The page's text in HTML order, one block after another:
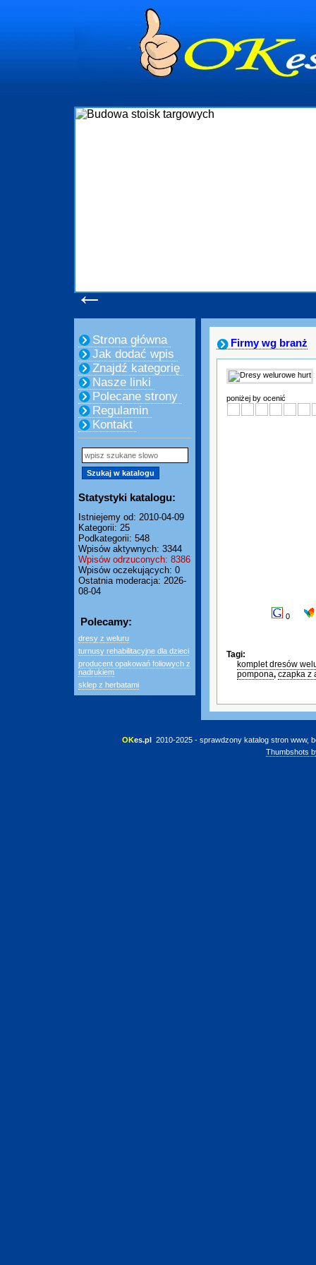
←
Strona główna
Jak dodać wpis
Znajdź kategorię
Nasze linki
Polecane strony
Regulamin
Kontakt
Statystyki katalogu:
Istniejemy od: 2010-04-09
Kategorii: 25
Podkategorii: 548
Wpisów aktywnych: 3344
Wpisów odrzuconych: 8386
Wpisów oczekujących: 0
Ostatnia moderacja: 2026-
08-04
Polecamy:
dresy z weluru
turnusy rehabilitacyjne dla dzieci
producent opakowań foliowych z
nadrukiem
sklep z herbatami
Firmy wg branż
poniżej by ocenić
0
Tagi:
komplet dresów
pompona, czapka z
OKes.pl 2010-2025 - sprawdzony katalog stron www,
Thumbshots